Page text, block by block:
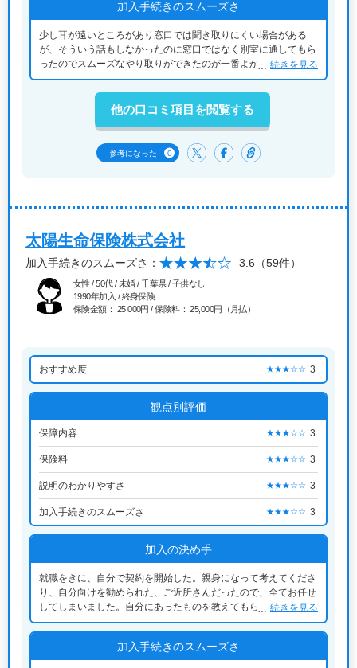
加入手続きのスムーズさ
少し耳が遠いところがあり窓口では聞き取りにくい場合がある
が、そういう話もしなかったのに窓口ではなく別室に通してもら
ったのでスムーズなやり取りができたのが一番よかった。商品に
ついては事前にパンフレットと試算表をもらって検討していたの
で、再確認するだけでスムーズに契約できた。
続きを見る
参考になった 0
他の口コミ項目を閲覧する
太陽生命保険株式会社
加入手続きのスムーズさ： 3.6 （59件）
女性 / 50代 / 未婚 / 千葉県 / 子供なし
1990年加入 / 終身保険
保険金額： 25,000円 / 保険料： 25,000円（月払）
おすすめ度 ★★★☆☆ 3
観点別評価
保障内容 ★★★☆☆ 3
保険料 ★★★☆☆ 3
説明のわかりやすさ ★★★☆☆ 3
加入手続きのスムーズさ ★★★☆☆ 3
加入の決め手
就職をきに、自分で契約を開始した。親身になって考えてくださ
り、自分向けを勧められた、ご近所さんだったので、全てお任せ
してしまいました。自分にあったものを教えてもらえたのでその
まま、信じて、おねがいをしました。
続きを見る
加入手続きのスムーズさ